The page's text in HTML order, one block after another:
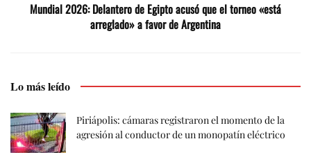
Mundial 2026: Delantero de Egipto acusó que el torneo «está
arreglado» a favor de Argentina
Lo más leído
Piriápolis: cámaras registraron el momento de la
agresión al conductor de un monopatín eléctrico